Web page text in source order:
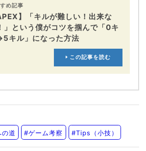
め記事
】「キルが難しい！出来な
」という僕がコツを掴んで「0キ
キル」になった方法
この記事を読む
道 #ゲーム考察 #Tips（小技）